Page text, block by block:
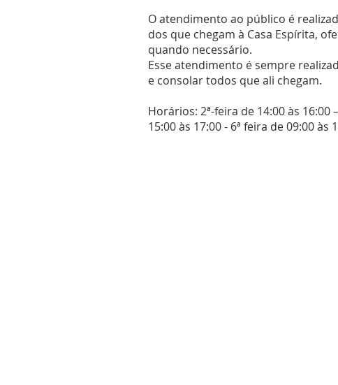
O atendimento ao público é
dos que chegam à Casa Espírita,
quando necessário.
Esse atendimento é sempre
e consolar todos que ali chegam.
Horários: 2ª-feira de 14:00 às 16:00
15:00 às 17:00 - 6ª feira de 09:00